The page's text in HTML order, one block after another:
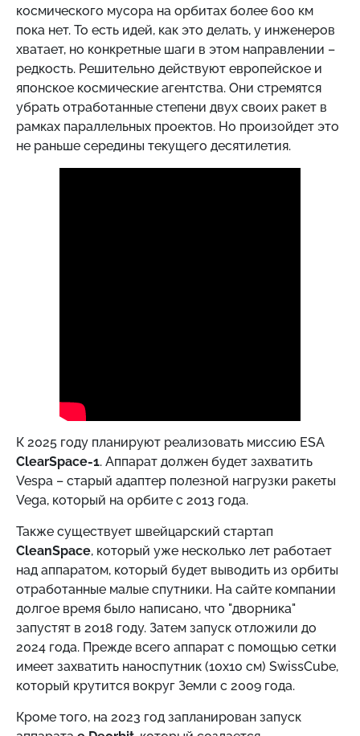
космического мусора на орбитах более 600 км
пока нет. То есть идей, как это делать, у инженеров
хватает, но конкретные шаги в этом направлении –
редкость. Решительно действуют европейское и
японское космические агентства. Они стремятся
убрать отработанные степени двух своих ракет в
рамках параллельных проектов. Но произойдет это
не раньше середины текущего десятилетия.
К 2025 году планируют реализовать миссию ESA
ClearSpace-1. Аппарат должен будет захватить
Vespa – старый адаптер полезной нагрузки ракеты
Vega, который на орбите с 2013 года.
Также существует швейцарский стартап
CleanSpace, который уже несколько лет работает
над аппаратом, который будет выводить из орбиты
отработанные малые спутники. На сайте компании
долгое время было написано, что "дворника"
запустят в 2018 году. Затем запуск отложили до
2024 года. Прежде всего аппарат с помощью сетки
имеет захватить наноспутник (10х10 см) SwissCube,
который крутится вокруг Земли с 2009 года.
Кроме того, на 2023 год запланирован запуск